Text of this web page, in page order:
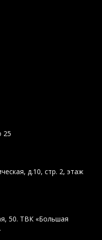
25
д.10, стр. 2, этаж
50. ТВК «Большая